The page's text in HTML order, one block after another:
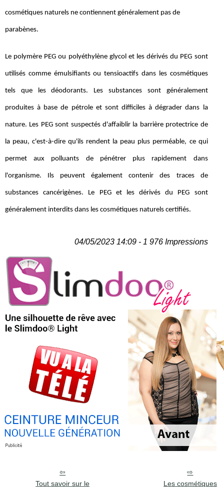
cosmétiques naturels ne contiennent généralement pas de
parabènes.
Le polymère PEG ou polyéthylène glycol et les dérivés du PEG sont
utilisés comme émulsifiants ou tensioactifs dans les cosmétiques
tels que les déodorants. Les substances sont généralement
produites à base de pétrole et sont difficiles à dégrader dans la
nature. Les PEG sont suspectés d'affaiblir la barrière protectrice de
la peau, c'est-à-dire qu'ils rendent la peau plus perméable, ce qui
permet aux polluants de pénétrer plus rapidement dans
l'organisme. Ils peuvent également contenir des traces de
substances cancérigènes. Le PEG et les dérivés du PEG sont
généralement interdits dans les cosmétiques naturels certifiés.
04/05/2023 14:09 - 1 976 Impressions
Tout savoir sur le
Les cosmétiques